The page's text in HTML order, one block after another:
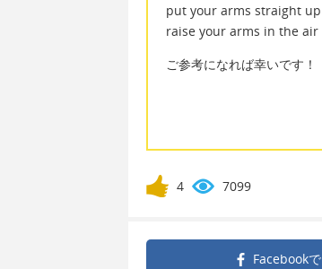
put your arms straight up
raise your arms in the air
ご参考になれば幸いです！
4 7099
Facebookで